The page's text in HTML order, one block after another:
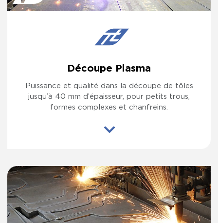
Découpe Plasma
Puissance et qualité dans la découpe de tôles
jusqu’à 40 mm d’épaisseur, pour petits trous,
formes complexes et chanfreins.